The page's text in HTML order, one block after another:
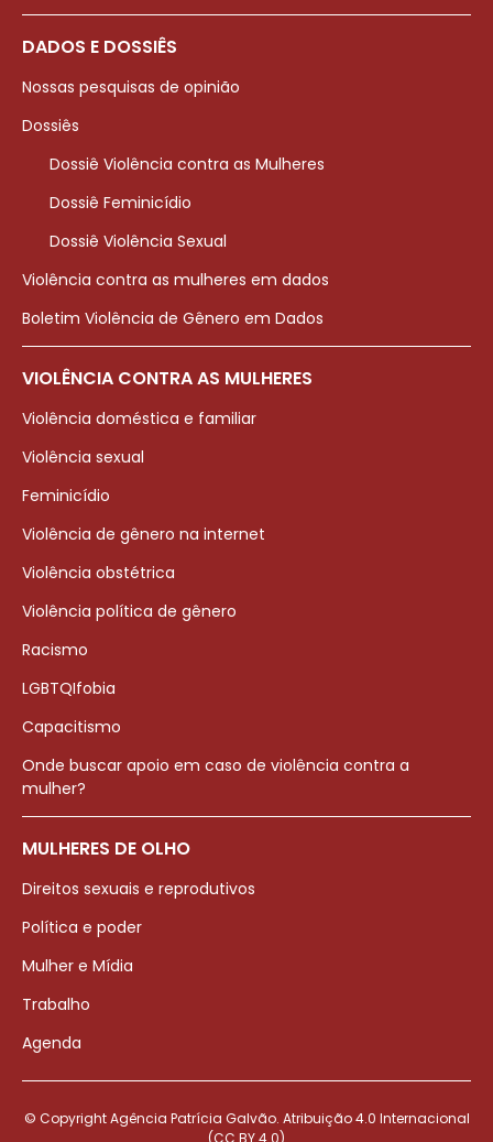
DADOS E DOSSIÊS
Nossas pesquisas de opinião
Dossiês
Dossiê Violência contra as Mulheres
Dossiê Feminicídio
Dossiê Violência Sexual
Violência contra as mulheres em dados
Boletim Violência de Gênero em Dados
VIOLÊNCIA CONTRA AS MULHERES
Violência doméstica e familiar
Violência sexual
Feminicídio
Violência de gênero na internet
Violência obstétrica
Violência política de gênero
Racismo
LGBTQIfobia
Capacitismo
Onde buscar apoio em caso de violência contra a
mulher?
MULHERES DE OLHO
Direitos sexuais e reprodutivos
Política e poder
Mulher e Mídia
Trabalho
Agenda
© Copyright Agência Patrícia Galvão. Atribuição 4.0 Internacional